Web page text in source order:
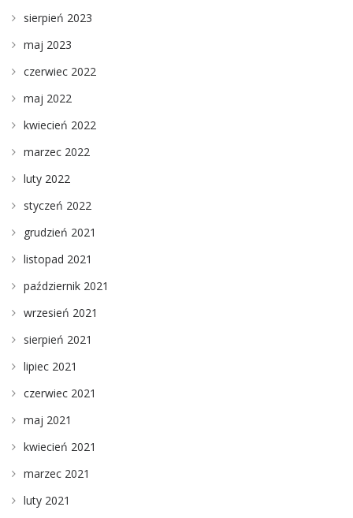
sierpień 2023
maj 2023
czerwiec 2022
maj 2022
kwiecień 2022
marzec 2022
luty 2022
styczeń 2022
grudzień 2021
listopad 2021
październik 2021
wrzesień 2021
sierpień 2021
lipiec 2021
czerwiec 2021
maj 2021
kwiecień 2021
marzec 2021
luty 2021